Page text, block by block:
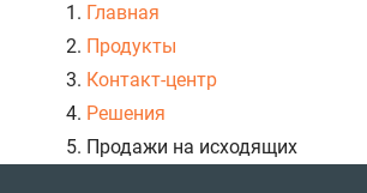
Главная
Продукты
Контакт-центр
Решения
Продажи на исходящих